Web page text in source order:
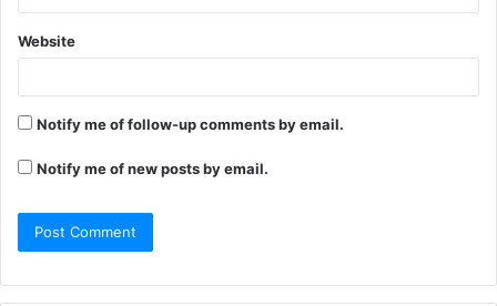
Website
Notify me of follow-up comments by email.
Notify me of new posts by email.